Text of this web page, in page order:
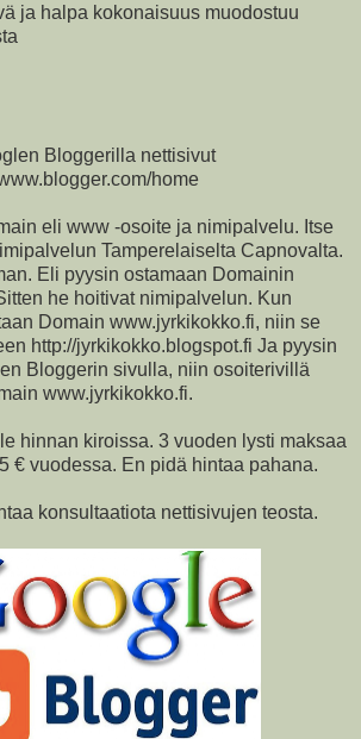
ja halpa kokonaisuus muodostuu
Bloggerilla nettisivut
home
eli www -osoite ja nimipalvelu. Itse
Tamperelaiselta Capnovalta.
Eli pyysin ostamaan Domainin
he hoitivat nimipalvelun. Kun
Domain www.jyrkikokko.fi, niin se
http://jyrkikokko.blogspot.fi Ja pyysin
Bloggerin sivulla, niin osoiterivillä
www.jyrkikokko.fi.
hinnan kiroissa. 3 vuoden lysti maksaa
€ vuodessa. En pidä hintaa pahana.
konsultaatiota nettisivujen teosta.